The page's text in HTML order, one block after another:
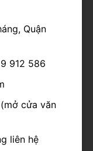
Quận
912 586
cửa văn
liên hệ